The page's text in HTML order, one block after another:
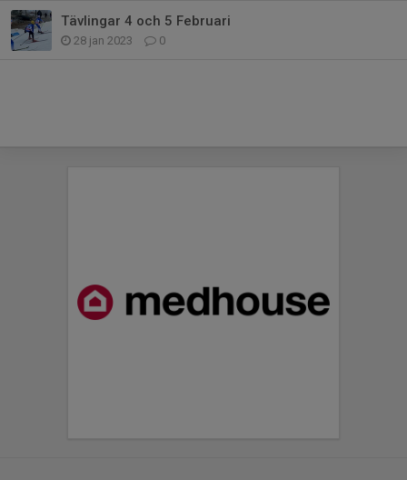
Tävlingar 4 och 5 Februari
28 jan 2023 0